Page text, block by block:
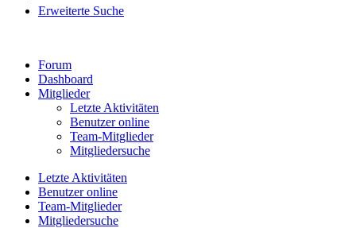
Erweiterte Suche
Forum
Dashboard
Mitglieder
Letzte Aktivitäten
Benutzer online
Team-Mitglieder
Mitgliedersuche
Letzte Aktivitäten
Benutzer online
Team-Mitglieder
Mitgliedersuche